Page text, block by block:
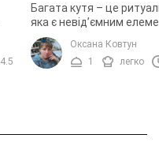
4.5
Багата кутя – це
яка є невід’ємним
святкового столу на
отримала таку назву у
що вона ...
Оксана Ковтун
1
легко